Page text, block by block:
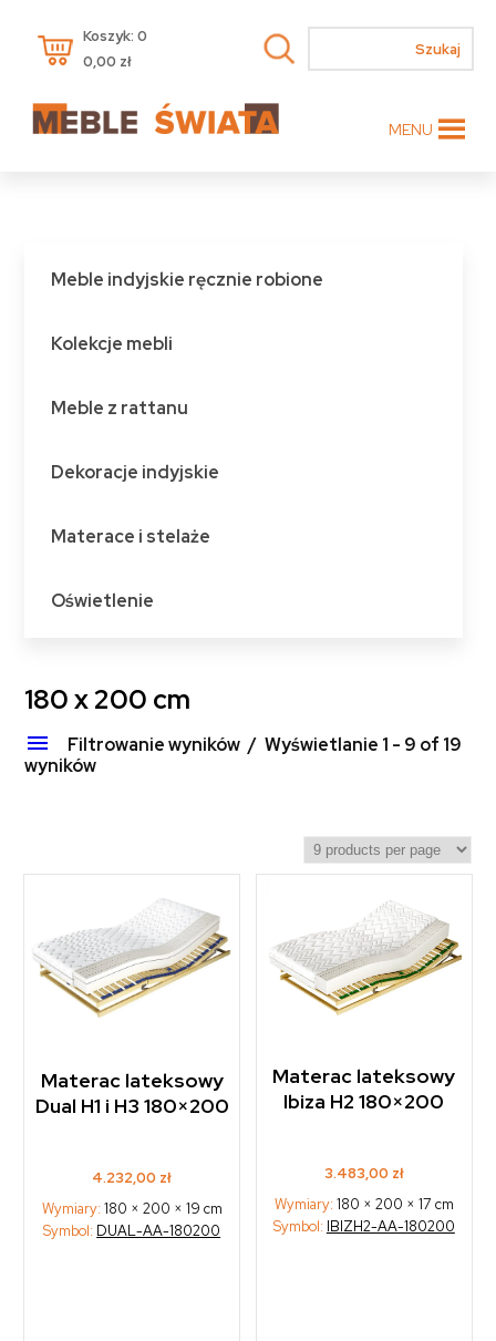
Koszyk: 0
0,00 zł
MENU
Meble indyjskie ręcznie robione
Kolekcje mebli
Meble z rattanu
Dekoracje indyjskie
Materace i stelaże
Oświetlenie
180 x 200 cm
Filtrowanie wyników
Wyświetlanie 1 - 9 of 19
wyników
Materac lateksowy
Dual H1 i H3 180×200
4.232,00 zł
Wymiary: 180 × 200 × 19 cm
Symbol: DUAL-AA-180200
Materac lateksowy
Ibiza H2 180×200
3.483,00 zł
Wymiary: 180 × 200 × 17 cm
Symbol: IBIZH2-AA-180200